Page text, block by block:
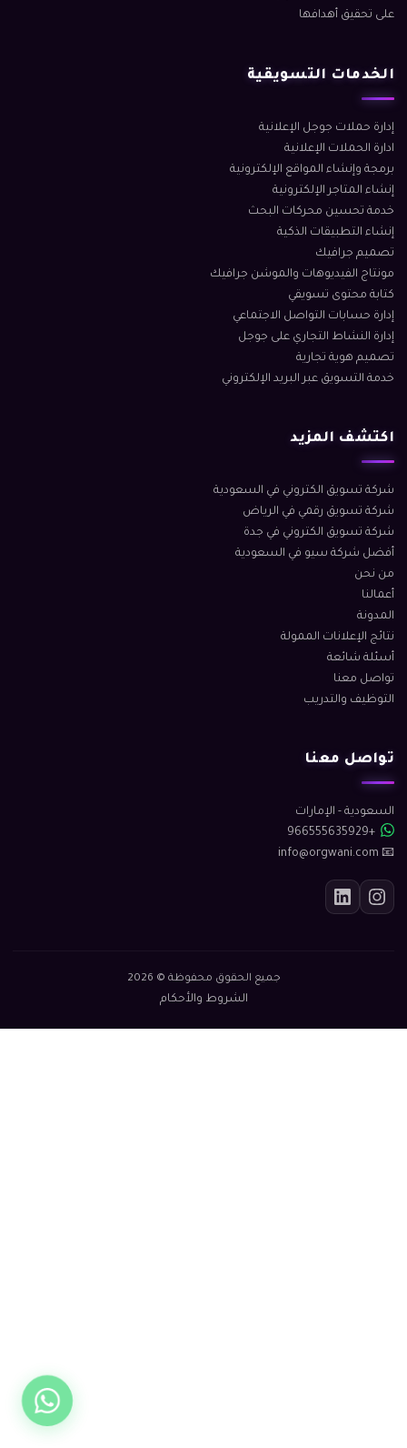
على تحقيق أهدافها
الخدمات التسويقية
إدارة حملات جوجل الإعلانية
ادارة الحملات الإعلانية
برمجة وإنشاء المواقع الإلكترونية
إنشاء المتاجر الإلكترونية
خدمة تحسين محركات البحث
إنشاء التطبيقات الذكية
تصميم جرافيك
مونتاج الفيديوهات والموشن جرافيك
كتابة محتوى تسويقي
إدارة حسابات التواصل الاجتماعي
إدارة النشاط التجاري على جوجل
تصميم هوية تجارية
خدمة التسويق عبر البريد الإلكتروني
اكتشف المزيد
شركة تسويق الكتروني في السعودية
شركة تسويق رقمي في الرياض
شركة تسويق الكتروني في جدة
أفضل شركة سيو في السعودية
من نحن
أعمالنا
المدونة
نتائج الإعلانات الممولة
أسئلة شائعة
تواصل معنا
التوظيف والتدريب
تواصل معنا
السعودية - الإمارات
+966555635929
📧 info@orgwani.com
جميع الحقوق محفوظة © 2026
الشروط والأحكام